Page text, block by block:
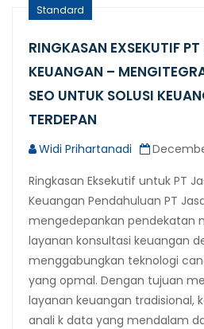
Standard
RINGKASAN EXSEKUTIF
KEUANGAN –
SEO UNTUK SOLUSI
TERDEPAN
Widi Prihartanadi
Ringkasan Eksekutif untuk PT
Keuangan Pendahuluan PT
mengedepankan pendekatan
layanan konsultasi keuangan
menggabungkan teknologi
yang opmal. Dengan tujuan
layanan keuangan tradisional,
anali k data yang mendalam